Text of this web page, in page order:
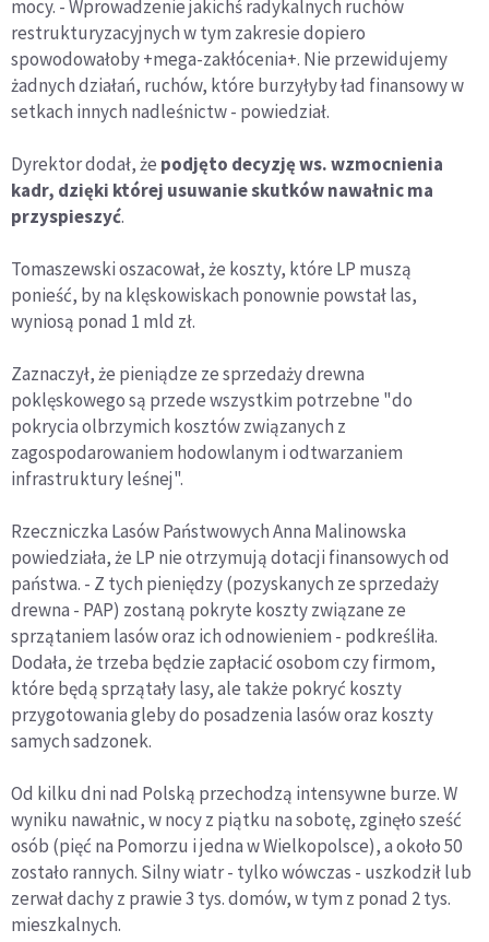
mocy. - Wprowadzenie jakichś radykalnych ruchów
restrukturyzacyjnych w tym zakresie dopiero
spowodowałoby +mega-zakłócenia+. Nie przewidujemy
żadnych działań, ruchów, które burzyłyby ład finansowy w
setkach innych nadleśnictw - powiedział.
Dyrektor dodał, że podjęto decyzję ws. wzmocnienia
kadr, dzięki której usuwanie skutków nawałnic ma
przyspieszyć.
Tomaszewski oszacował, że koszty, które LP muszą
ponieść, by na klęskowiskach ponownie powstał las,
wyniosą ponad 1 mld zł.
Zaznaczył, że pieniądze ze sprzedaży drewna
poklęskowego są przede wszystkim potrzebne "do
pokrycia olbrzymich kosztów związanych z
zagospodarowaniem hodowlanym i odtwarzaniem
infrastruktury leśnej".
Rzeczniczka Lasów Państwowych Anna Malinowska
powiedziała, że LP nie otrzymują dotacji finansowych od
państwa. - Z tych pieniędzy (pozyskanych ze sprzedaży
drewna - PAP) zostaną pokryte koszty związane ze
sprzątaniem lasów oraz ich odnowieniem - podkreśliła.
Dodała, że trzeba będzie zapłacić osobom czy firmom,
które będą sprzątały lasy, ale także pokryć koszty
przygotowania gleby do posadzenia lasów oraz koszty
samych sadzonek.
Od kilku dni nad Polską przechodzą intensywne burze. W
wyniku nawałnic, w nocy z piątku na sobotę, zginęło sześć
osób (pięć na Pomorzu i jedna w Wielkopolsce), a około 50
zostało rannych. Silny wiatr - tylko wówczas - uszkodził lub
zerwał dachy z prawie 3 tys. domów, w tym z ponad 2 tys.
mieszkalnych.